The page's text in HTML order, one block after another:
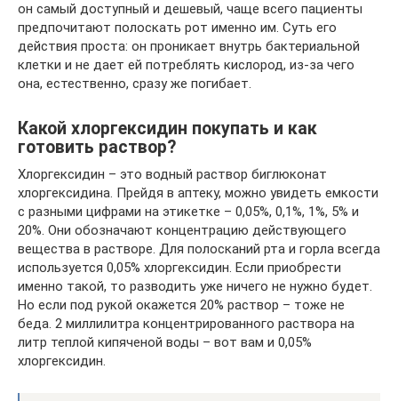
он самый доступный и дешевый, чаще всего пациенты
предпочитают полоскать рот именно им. Суть его
действия проста: он проникает внутрь бактериальной
клетки и не дает ей потреблять кислород, из-за чего
она, естественно, сразу же погибает.
Какой хлоргексидин покупать и как
готовить раствор?
Хлоргексидин – это водный раствор биглюконат
хлоргексидина. Прейдя в аптеку, можно увидеть емкости
с разными цифрами на этикетке – 0,05%, 0,1%, 1%, 5% и
20%. Они обозначают концентрацию действующего
вещества в растворе. Для полосканий рта и горла всегда
используется 0,05% хлоргексидин. Если приобрести
именно такой, то разводить уже ничего не нужно будет.
Но если под рукой окажется 20% раствор – тоже не
беда. 2 миллилитра концентрированного раствора на
литр теплой кипяченой воды – вот вам и 0,05%
хлоргексидин.